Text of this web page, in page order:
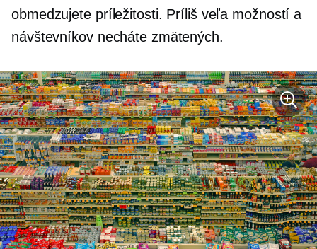
obmedzujete príležitosti. Príliš veľa možností a
návštevníkov necháte zmätených.